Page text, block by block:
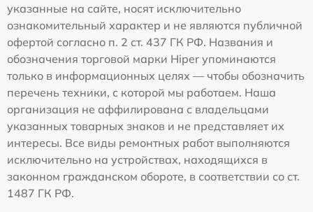
указанные на сайте, носят исключительно
ознакомительный характер и не являются публичной
офертой согласно п. 2 ст. 437 ГК РФ. Названия и
обозначения торговой марки Hiper упоминаются
только в информационных целях — чтобы обозначить
перечень техники, с которой мы работаем. Наша
организация не аффилирована с владельцами
указанных товарных знаков и не представляет их
интересы. Все виды ремонтных работ выполняются
исключительно на устройствах, находящихся в
законном гражданском обороте, в соответствии со ст.
1487 ГК РФ.